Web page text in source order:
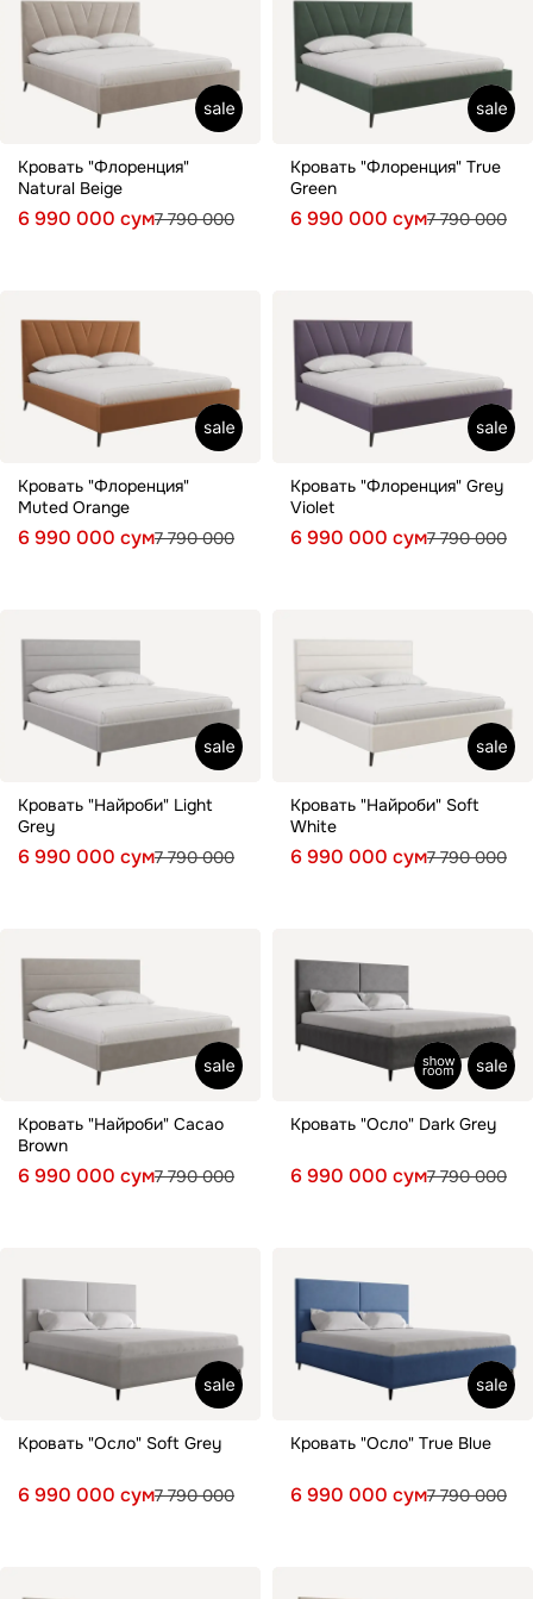
Кровать "Флоренция"
Natural Beige
6 990 000 сум7 790 000
Кровать "Флоренция" True
Green
6 990 000 сум7 790 000
Кровать "Флоренция"
Muted Orange
6 990 000 сум7 790 000
Кровать "Флоренция" Grey
Violet
6 990 000 сум7 790 000
Кровать "Найроби" Light
Grey
6 990 000 сум7 790 000
Кровать "Найроби" Soft
White
6 990 000 сум7 790 000
Кровать "Найроби" Cacao
Brown
6 990 000 сум7 790 000
Кровать "Осло" Dark Grey
6 990 000 сум7 790 000
Кровать "Осло" Soft Grey
6 990 000 сум7 790 000
Кровать "Осло" True Blue
6 990 000 сум7 790 000